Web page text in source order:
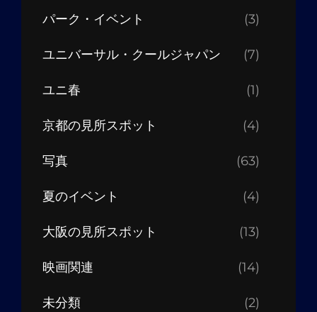
パーク・イベント (3)
ユニバーサル・クールジャパン (7)
ユニ春 (1)
京都の見所スポット (4)
写真 (63)
夏のイベント (4)
大阪の見所スポット (13)
映画関連 (14)
未分類 (2)